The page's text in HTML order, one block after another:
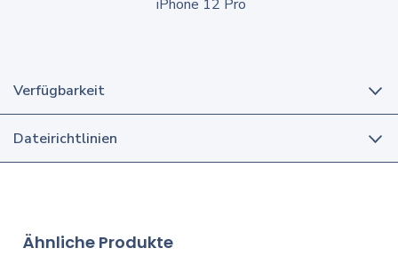
iPhone 12 Pro
Verfügbarkeit
Dateirichtlinien
Ähnliche Produkte